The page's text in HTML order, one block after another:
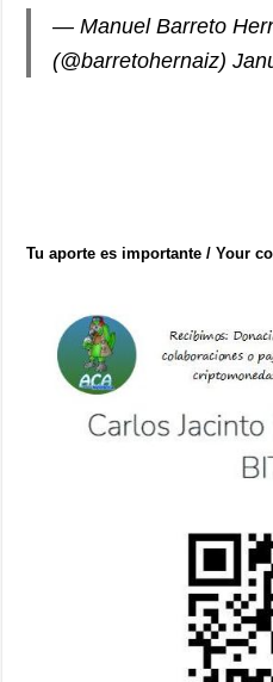
— Manuel Barreto
(@barretohernaiz)
Tu aporte es importante / Your